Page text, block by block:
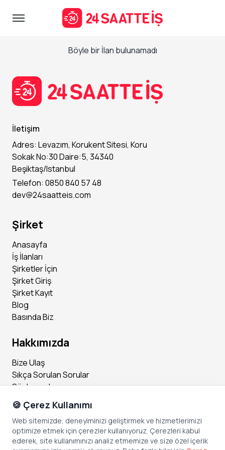
Böyle bir İlan bulunamadı
İletişim
Adres: Levazım, Korukent Sitesi, Koru
Sokak No:30 Daire:5, 34340
Beşiktaş/Istanbul
Telefon: 0850 840 57 48
dev@24saatteis.com
Şirket
Anasayfa
İş İlanları
Şirketler İçin
Şirket Giriş
Şirket Kayıt
Blog
Basında Biz
Hakkımızda
Bize Ulaş
Sıkça Sorulan Sorular
Sözleşmeler
Sosyal Medya
Instagram
Facebook
🍪 Çerez Kullanımı
Web sitemizde, deneyiminizi geliştirmek ve hizmetlerimizi
optimize etmek için çerezler kullanıyoruz. Çerezleri kabul
ederek, site kullanımınızı analiz etmemize ve size özel içerik